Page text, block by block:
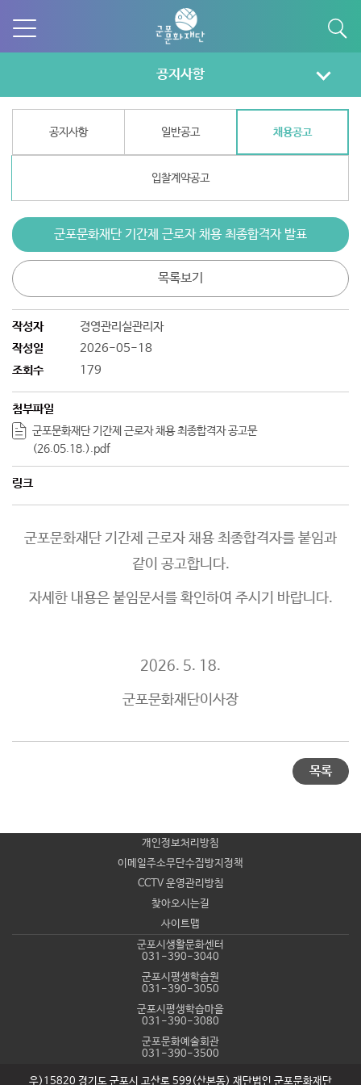
공지사항
공지사항 일반공고 채용공고
입찰계약공고
군포문화재단 기간제 근로자 채용 최종합격자 발표
목록보기
작성자
경영관리실관리자
작성일
2026-05-18
조회수
179
첨부파일
군포문화재단 기간제 근로자 채용 최종합격자 공고문
(26.05.18.).pdf
링크
군포문화재단 기간제 근로자 채용 최종합격자를 붙임과
같이 공고합니다.
자세한 내용은 붙임문서를 확인하여 주시기 바랍니다.
2026. 5. 18.
군포문화재단이사장
목록
개인정보처리방침
이메일주소무단수집방지정책
CCTV 운영관리방침
찾아오시는길
사이트맵
군포시생활문화센터
031-390-3040
군포시평생학습원
031-390-3050
군포시평생학습마을
031-390-3080
군포문화예술회관
031-390-3500
우)15820 경기도 군포시 고산로 599(산본동) 재단법인 군포문화재단